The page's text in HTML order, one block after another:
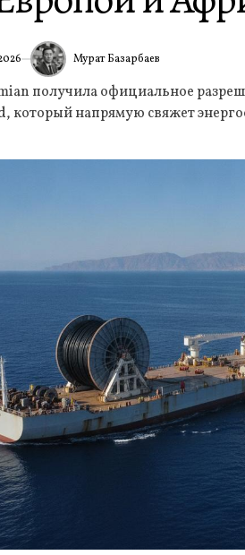
ИА Мурат Базарбаев
получила официальное
который напрямую свяжет